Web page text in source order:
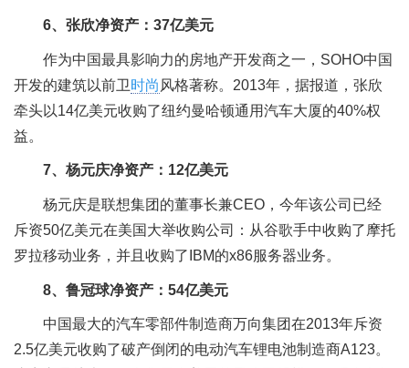
6、张欣净资产：37亿美元
作为中国最具影响力的房地产开发商之一，SOHO中国
开发的建筑以前卫时尚 风格著称。2013年，据报道，张欣
牵头以14亿美元收购了纽约曼哈顿通用汽车大厦的40%权
益。
7、杨元庆净资产：12亿美元
杨元庆是联想集团的董事长兼CEO，今年该公司已经
斥资50亿美元在美国大举收购公司：从谷歌手中收购了摩托
罗拉移动业务，并且收购了IBM的x86服务器业务。
8、鲁冠球净资产：54亿美元
中国最大的汽车零部件制造商万向集团在2013年斥资
2.5亿美元收购了破产倒闭的电动汽车锂电池制造商A123。